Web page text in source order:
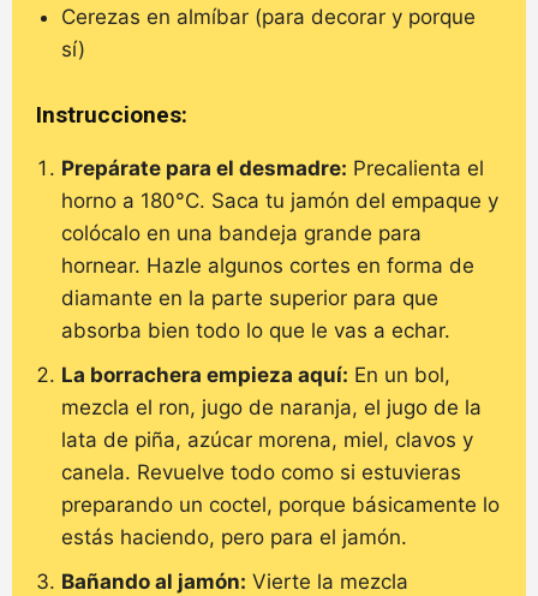
Cerezas en almíbar (para decorar y porque
sí)
Instrucciones:
Prepárate para el desmadre: Precalienta el
horno a 180°C. Saca tu jamón del empaque y
colócalo en una bandeja grande para
hornear. Hazle algunos cortes en forma de
diamante en la parte superior para que
absorba bien todo lo que le vas a echar.
La borrachera empieza aquí: En un bol,
mezcla el ron, jugo de naranja, el jugo de la
lata de piña, azúcar morena, miel, clavos y
canela. Revuelve todo como si estuvieras
preparando un coctel, porque básicamente lo
estás haciendo, pero para el jamón.
Bañando al jamón: Vierte la mezcla